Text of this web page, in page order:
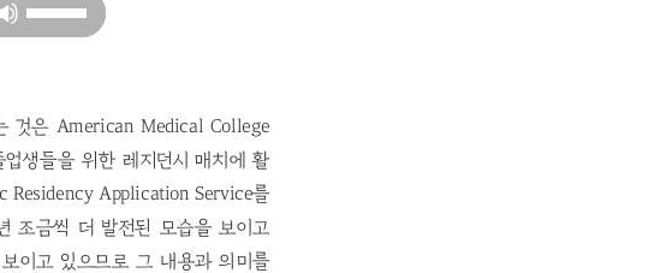
Up/Down
to
increase
decrease
volume.
것은 American Medical College
생들을 위한 레지던시 매치에 활
Residency Application Service를
조금씩 더 발전된 모습을 보이고
이고 있으므로 그 내용과 의미를